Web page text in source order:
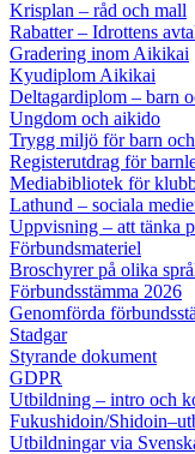
Krisplan – råd och mall
Rabatter – Idrottens
Gradering inom Aikikai
Kyudiplom Aikikai
Deltagardiplom – barn
Ungdom och aikido
Trygg miljö för barn
Registerutdrag för
Mediabibliotek för
Lathund – sociala
Uppvisning – att tänka
Förbundsmateriel
Broschyrer på olika
Förbundsstämma 2026
Genomförda
Stadgar
Styrande dokument
GDPR
Utbildning – intro och
Fukushidoin/
Utbildningar via